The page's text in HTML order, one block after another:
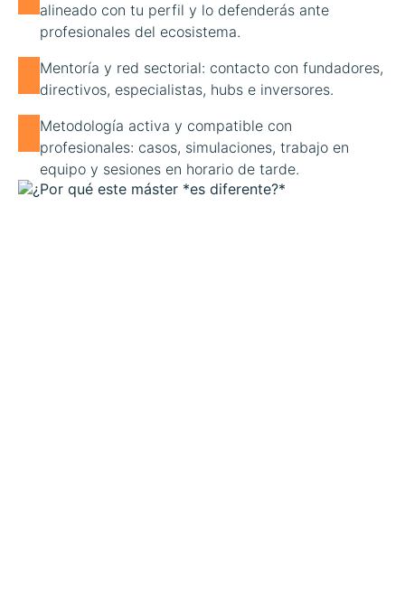
alineado con tu perfil y lo defenderás ante
profesionales del ecosistema.
Mentoría y red sectorial: contacto con fundadores,
directivos, especialistas, hubs e inversores.
Metodología activa y compatible con
profesionales: casos, simulaciones, trabajo en
equipo y sesiones en horario de tarde.